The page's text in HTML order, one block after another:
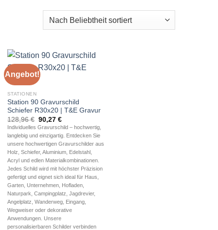
Angebot!
STATIONEN
Station 90 Gravurschild
Schiefer R30x20 | T&E Gravur
128,96€ Ursprünglicher
Preis
war:
128,96 €
90,27 €Aktueller
Preis
ist:
90,27 €.
Individuelles Gravurschild – hochwertig,
langlebig und einzigartig. Entdecken Sie
unsere hochwertigen Gravurschilder aus
Holz, Schiefer, Aluminium, Edelstahl,
Acryl und edlen Materialkombinationen.
Jedes Schild wird mit höchster Präzision
gefertigt und eignet sich ideal für Haus,
Garten, Unternehmen, Hofladen,
Naturpark, Campingplatz, Jagdrevier,
Angelplatz, Wanderweg, Eingang,
Wegweiser oder dekorative
Anwendungen. Unsere
personalisierbaren Schilder verbinden